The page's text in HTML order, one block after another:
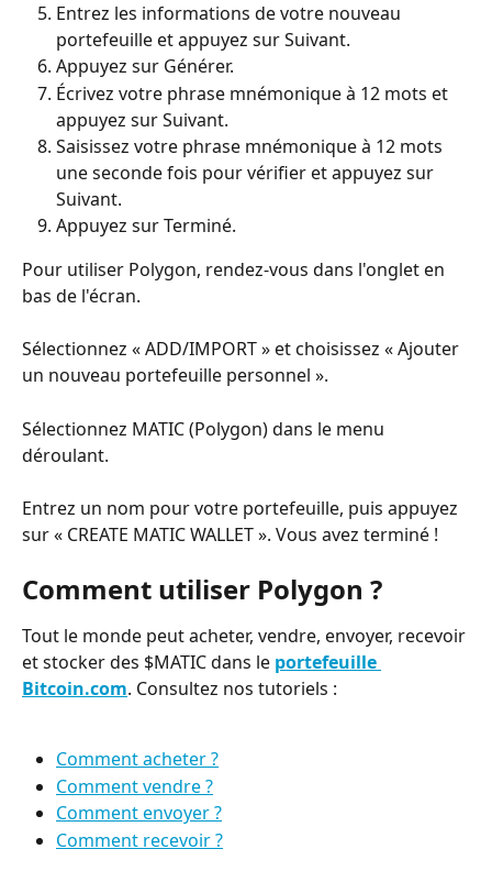
Entrez les informations de votre nouveau
portefeuille et appuyez sur Suivant.
Appuyez sur Générer.
Écrivez votre phrase mnémonique à 12 mots et
appuyez sur Suivant.
Saisissez votre phrase mnémonique à 12 mots
une seconde fois pour vérifier et appuyez sur
Suivant.
Appuyez sur Terminé.
Pour utiliser Polygon, rendez-vous dans l'onglet en
bas de l'écran.
Sélectionnez « ADD/IMPORT » et choisissez « Ajouter
un nouveau portefeuille personnel ».
Sélectionnez MATIC (Polygon) dans le menu
déroulant.
Entrez un nom pour votre portefeuille, puis appuyez
sur « CREATE MATIC WALLET ». Vous avez terminé !
Comment utiliser Polygon ?
Tout le monde peut acheter, vendre, envoyer, recevoir
et stocker des $MATIC dans le portefeuille
Bitcoin.com. Consultez nos tutoriels :
Comment acheter ?
Comment vendre ?
Comment envoyer ?
Comment recevoir ?